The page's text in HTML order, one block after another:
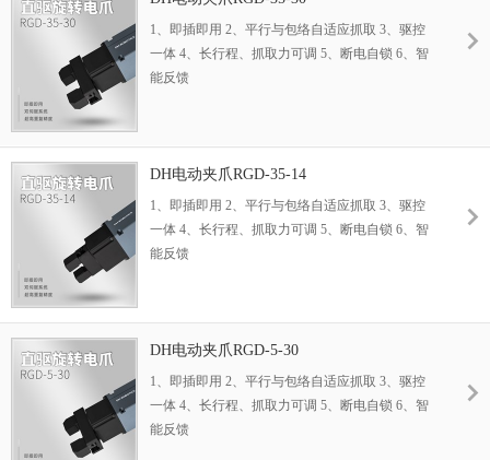
1、即插即用 2、平行与包络自适应抓取 3、驱控
一体 4、长行程、抓取力可调 5、断电自锁 6、智
能反馈
DH电动夹爪RGD-35-14
1、即插即用 2、平行与包络自适应抓取 3、驱控
一体 4、长行程、抓取力可调 5、断电自锁 6、智
能反馈
DH电动夹爪RGD-5-30
1、即插即用 2、平行与包络自适应抓取 3、驱控
一体 4、长行程、抓取力可调 5、断电自锁 6、智
能反馈